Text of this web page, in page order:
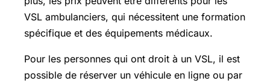
VSL ambulanciers, qui nécessitent une formation
spécifique et des équipements médicaux.
Pour les personnes qui ont droit à un VSL, il est
possible de réserver un véhicule en ligne ou par